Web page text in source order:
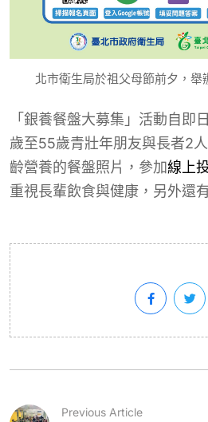
北市衛生局於祖父母節前夕，舉
「銀養餐盤大募集」活動自即
歲至55歲青壯年朋友與長者2
齡營養的餐盤照片，參加線上
重視長輩飲食與健康，另外還
Previous Article